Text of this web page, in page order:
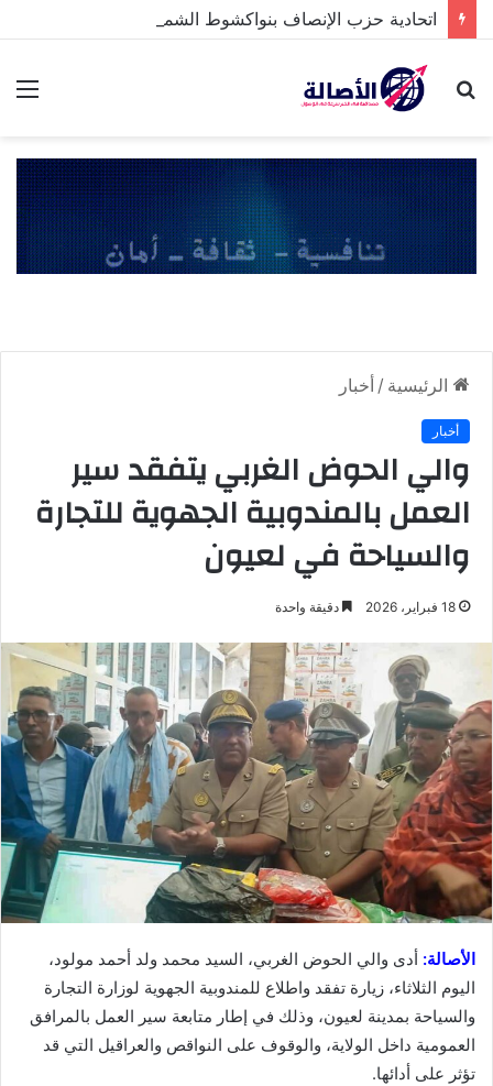
بحث
الرئيسية / أخبار
أخبار
والي الحوض الغربي يتفقد سير
العمل بالمندوبية الجهوية للتجارة
والسياحة في لعيون
18 فبراير، 2026 دقيقة واحدة
الأصالة: أدى والي الحوض الغربي، السيد محمد ولد أحمد مولود،
اليوم الثلاثاء، زيارة تفقد واطلاع للمندوبية الجهوية لوزارة التجارة
والسياحة بمدينة لعيون، وذلك في إطار متابعة سير العمل بالمرافق
العمومية داخل الولاية، والوقوف على النواقص والعراقيل التي قد
تؤثر على أدائها.